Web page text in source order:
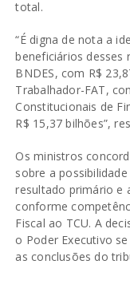
total.
“É digna de nota a
beneficiários desses
BNDES, com R$
Trabalhador-FAT,
Constitucionais de
R$ 15,37 bilhões”,
Os ministros
sobre a
resultado primário e
conforme
Fiscal ao TCU. A
o Poder Executivo
as conclusões do